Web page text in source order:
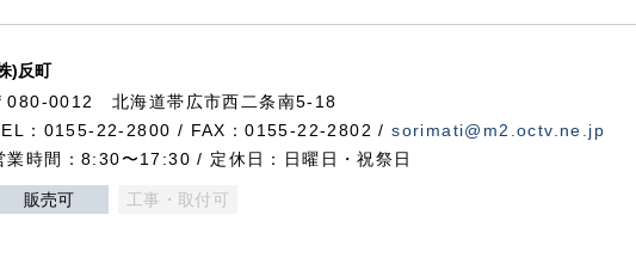
)反町
080-0012 北海道帯広市西二条南5-18
：0155-22-2800 / FAX：0155-22-2802 /sorimati@m2.octv.ne.jp
業時間：8:30〜17:30 / 定休日：日曜日・祝祭日
販売可 工事・取付可